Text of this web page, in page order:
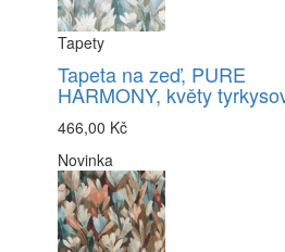
Tapety
Tapeta na zeď, PURE
HARMONY, květy
466,00 Kč
Novinka